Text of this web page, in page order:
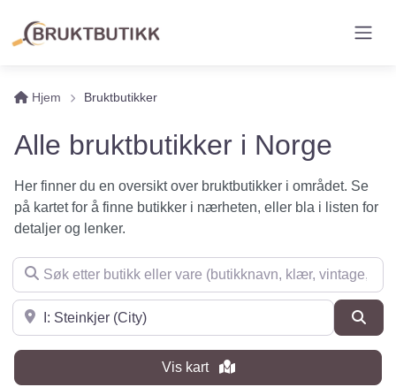
Hjem Bruktbutikker
Alle bruktbutikker i Norge
Her finner du en oversikt over bruktbutikker i området. Se
på kartet for å finne butikker i nærheten, eller bla i listen for
detaljer og lenker.
Søk etter butikk eller vare (butikknavn, klær, vintage, møbler
Søk i nærheten
Vis kart